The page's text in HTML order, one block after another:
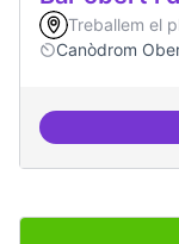
Treballem el
Canòdrom